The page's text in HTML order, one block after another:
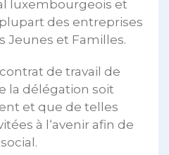
luxembourgeois et
des entreprises
Jeunes et Familles.
de travail de
la délégation soit
et que de telles
à l‘avenir afin de